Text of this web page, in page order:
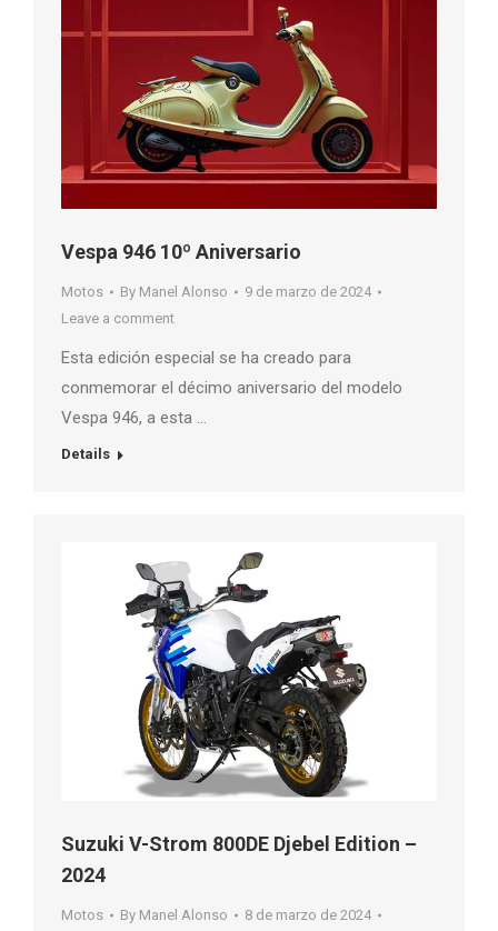
Vespa 946 10º Aniversario
Motos By Manel Alonso
9 de marzo de 2024
Leave a comment
Esta edición especial se ha creado para
conmemorar el décimo aniversario del modelo
Vespa 946, a esta …
Details
Suzuki V-Strom 800DE Djebel Edition –
2024
Motos By Manel Alonso
8 de marzo de 2024